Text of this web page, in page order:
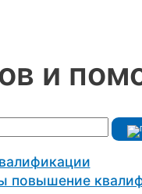
и
повышение